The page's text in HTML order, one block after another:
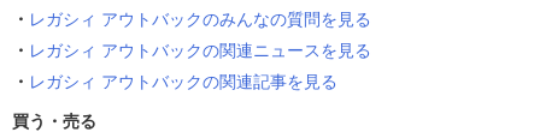
レガシィ アウトバックのみんなの質問を見る
レガシィ アウトバックの関連ニュースを見る
レガシィ アウトバックの関連記事を見る
買う・売る